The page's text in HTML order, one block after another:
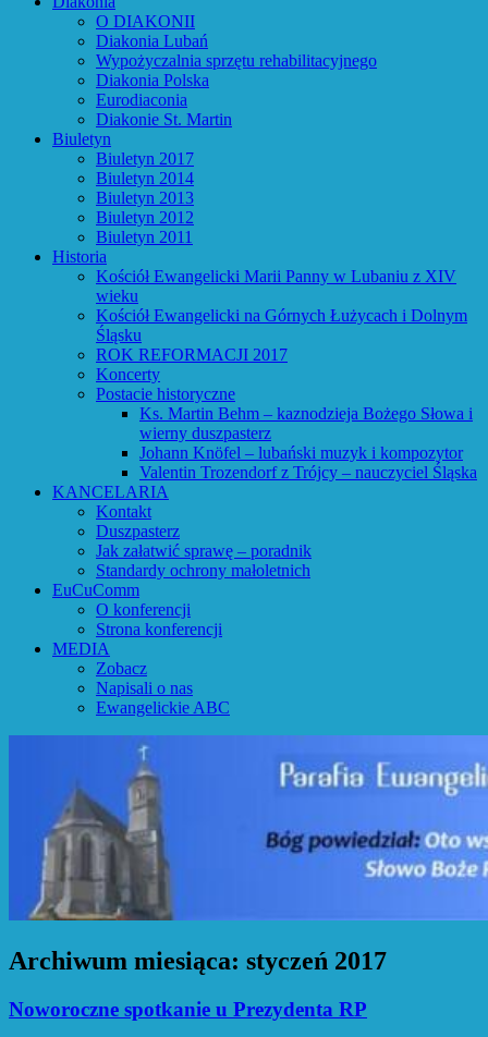
O DIAKONII
Diakonia Lubań
Wypożyczalnia sprzętu rehabilitacyjnego
Diakonia Polska
Eurodiaconia
Diakonie St. Martin
Biuletyn
Biuletyn 2017
Biuletyn 2014
Biuletyn 2013
Biuletyn 2012
Biuletyn 2011
Historia
Kościół Ewangelicki Marii Panny w Lubaniu z XIV
wieku
Kościół Ewangelicki na Górnych Łużycach i Dolnym
Śląsku
ROK REFORMACJI 2017
Koncerty
Postacie historyczne
Ks. Martin Behm – kaznodzieja Bożego Słowa i
wierny duszpasterz
Johann Knöfel – lubański muzyk i kompozytor
Valentin Trozendorf z Trójcy – nauczyciel Śląska
KANCELARIA
Kontakt
Duszpasterz
Jak załatwić sprawę – poradnik
Standardy ochrony małoletnich
EuCuComm
O konferencji
Strona konferencji
MEDIA
Zobacz
Napisali o nas
Ewangelickie ABC
Archiwum miesiąca: styczeń 2017
Noworoczne spotkanie u Prezydenta RP